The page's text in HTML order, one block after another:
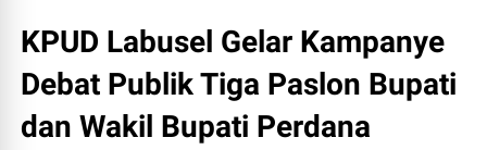
KPUD Labusel Gelar Kampanye
Debat Publik Tiga Paslon Bupati
dan Wakil Bupati Perdana